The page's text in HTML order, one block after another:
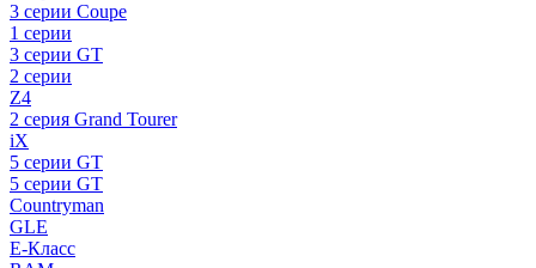
3 серии Coupe
1 серии
3 серии GT
2 серии
Z4
2 серия Grand Tourer
iX
5 серии GT
5 серии GT
Countryman
GLE
E-Класс